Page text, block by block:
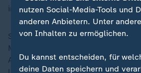
immer stärker von China besetzt.
So pumpte der chinesische Staat
Milliarden Dollar an Subventionen
Autoindustrie. Ein Blick auf die
nutzen Social-Media-Tools und
anderen Anbietern. Unter
von Inhalten zu ermöglichen.
Du kannst entscheiden, für
deine Daten speichern und